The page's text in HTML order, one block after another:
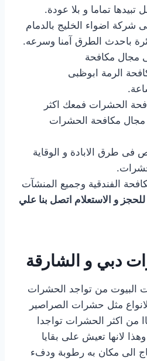
تماما و بلا عودة.
شركة اضواء الخليج بالدمام
باحدث الطرق آمنا وسرعه.
مجال مكافحة
الرمة ابوظبى
الحشرات فمعك اكثر
مكافحة الحشرات
طرق الابادة و الوقاية
الفندقية وجميع المنشآت
للحجز و الاستعلام اتصل بنا علي
دبي و الشارقة
البيوت من تواجد الحشرات
مثل حشرات الصراصير
من اكثر الحشرات تواجدا
لانها تعيش على بقايا
الى مكان به رطوبة ودفء